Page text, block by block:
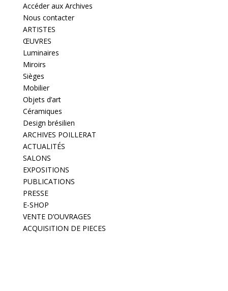
Accéder aux Archives
Nous contacter
ARTISTES
ŒUVRES
Luminaires
Miroirs
Sièges
Mobilier
Objets d’art
Céramiques
Design brésilien
ARCHIVES POILLERAT
ACTUALITÉS
SALONS
EXPOSITIONS
PUBLICATIONS
PRESSE
E-SHOP
VENTE D’OUVRAGES
ACQUISITION DE PIECES